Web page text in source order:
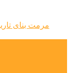
مرمت بنای